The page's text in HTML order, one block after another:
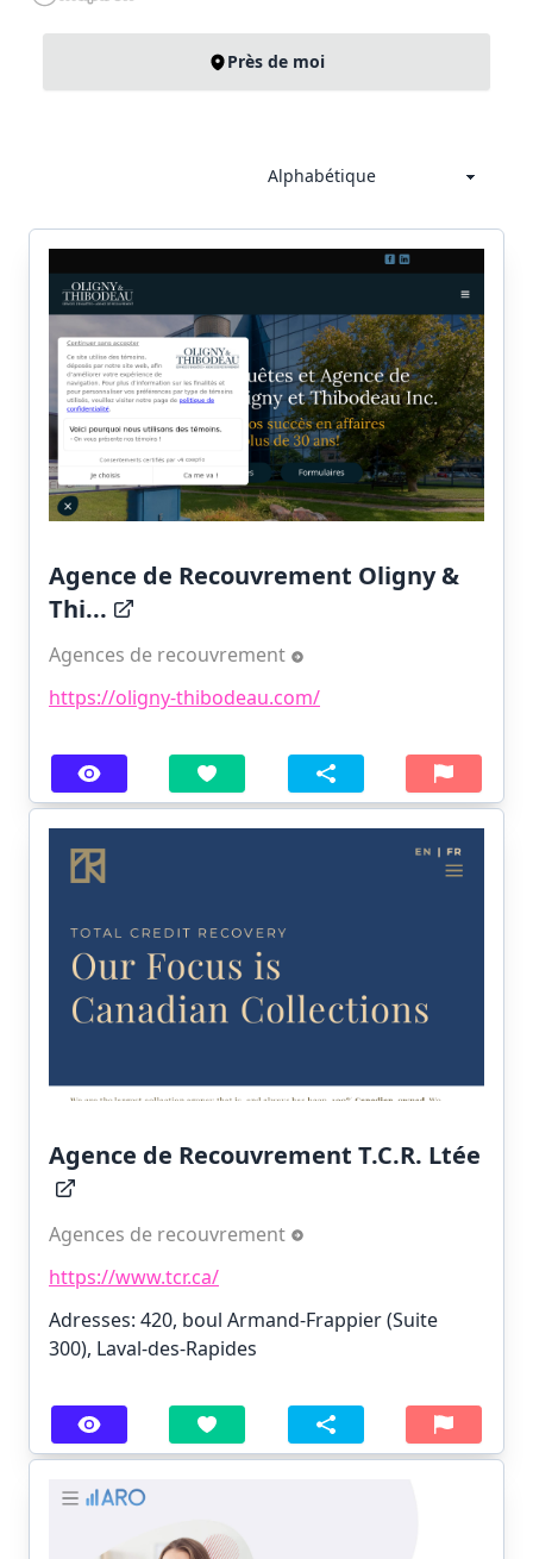
Près de moi
Agence de Recouvrement Oligny &
Thi...
Agences de recouvrement
https://oligny-thibodeau.com/
Agence de Recouvrement T.C.R. Ltée
Agences de recouvrement
https://www.tcr.ca/
Adresses: 420, boul Armand-Frappier (Suite
300), Laval-des-Rapides